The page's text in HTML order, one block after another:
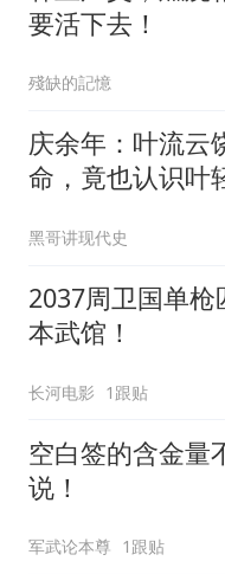
要活下去！
殘缺的記憶
庆余年：叶流云
命，竟也认识叶
黑哥讲现代史
2037周卫国单枪
本武馆！
长河电影 1跟贴
空白签的含金量
说！
军武论本尊 1跟贴